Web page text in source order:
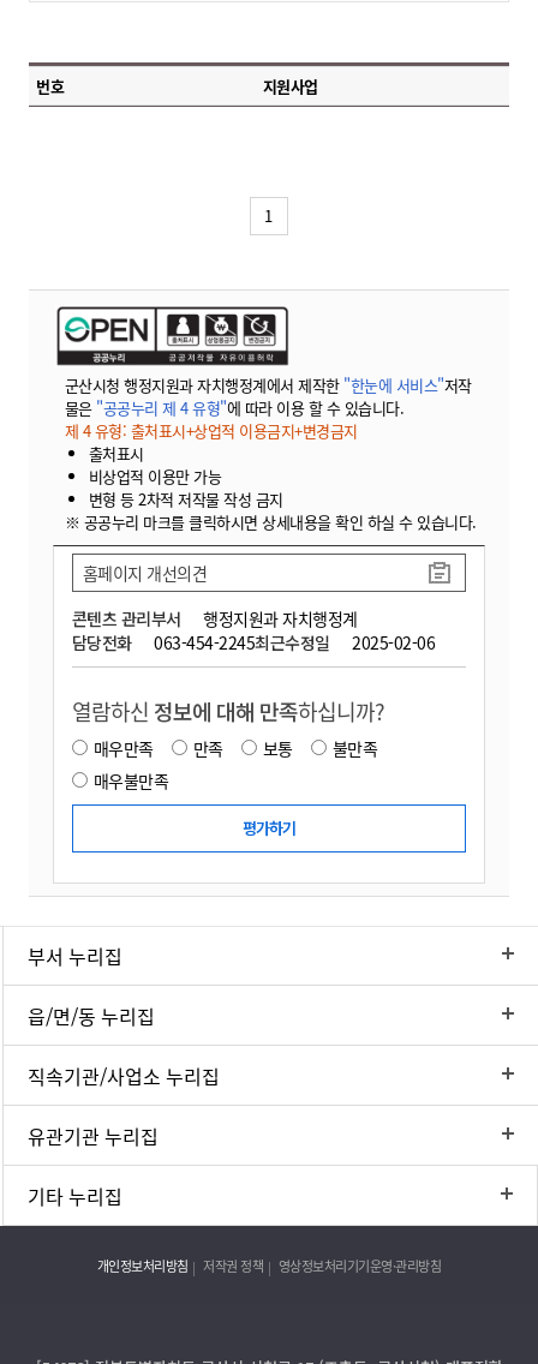
번호 지원사업
1
군산시청 행정지원과 자치행정계에서 제작한 "한눈에 서비스"저작
물은 "공공누리 제 4 유형"에 따라 이용 할 수 있습니다.
제 4 유형: 출처표시+상업적 이용금지+변경금지
출처표시
비상업적 이용만 가능
변형 등 2차적 저작물 작성 금지
※ 공공누리 마크를 클릭하시면 상세내용을 확인 하실 수 있습니다.
콘텐츠 관리부서
행정지원과 자치행정계
담당전화
063-454-2245최근수정일 2025-02-06
홈페이지 개선의견
열람하신 정보에 대해 만족하십니까?
매우만족 만족 보통
불만족
매우불만족
부서 누리집
읍/면/동 누리집
직속기관/사업소 누리집
유관기관 누리집
기타 누리집
개인정보처리방침 저작권 정책 영상정보처리기기운영·관리방침